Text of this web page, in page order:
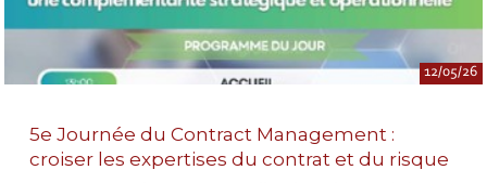
12/05/26
5e Journée du Contract Management :
croiser les expertises du contrat et du risque